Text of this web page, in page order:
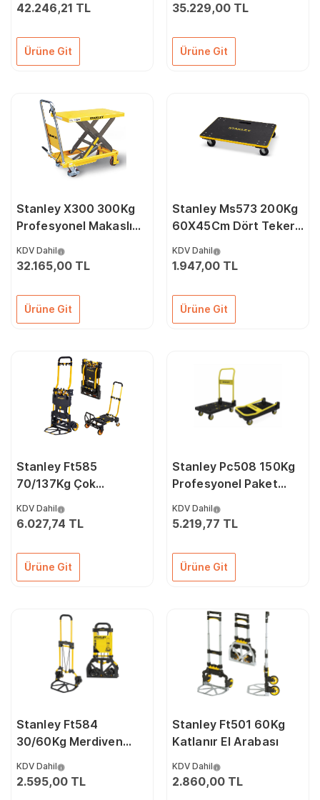
42.246,21 TL
Ürüne Git
35.229,00 TL
Ürüne Git
Stanley X300 300Kg
Profesyonel Makaslı
KDV Dahil
32.165,00 TL
Ürüne Git
Stanley Ms573 200Kg
60X45Cm Dört Tekerli
Arabası
KDV Dahil
1.947,00 TL
Ürüne Git
Stanley Ft585
70/137Kg Çok
Arabası
KDV Dahil
6.027,74 TL
Ürüne Git
Stanley Pc508 150Kg
Profesyonel Paket
KDV Dahil
5.219,77 TL
Ürüne Git
Stanley Ft584
30/60Kg Merdiven
Arabası
KDV Dahil
2.595,00 TL
Stanley Ft501 60Kg
Katlanır El Arabası
KDV Dahil
2.860,00 TL